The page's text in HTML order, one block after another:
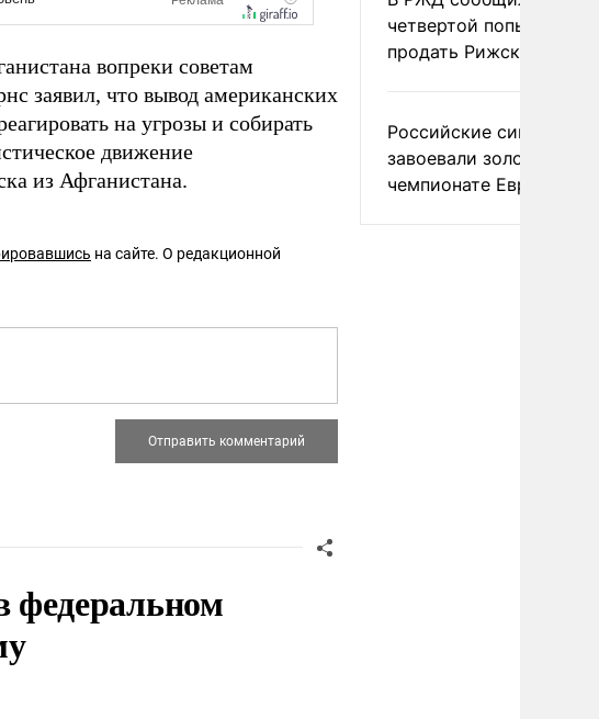
вопреки советам
заявил, что вывод американских
на угрозы и собирать
движение
из Афганистана.
на сайте. О редакционной
федеральном
четвертой попытке
продать Рижский
Российские
завоевали золото на
чемпионате Европы